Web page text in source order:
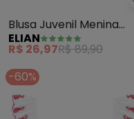
Blusa Juvenil Menina
Canelada Beats (Verde)
ELIAN
R$ 26,97R$ 89,90
-60%